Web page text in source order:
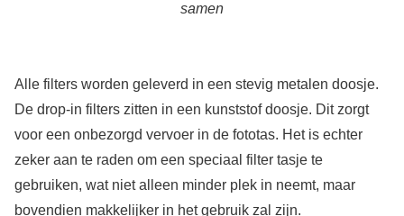
samen
Alle filters worden geleverd in een stevig metalen doosje.
De drop-in filters zitten in een kunststof doosje. Dit zorgt
voor een onbezorgd vervoer in de fototas. Het is echter
zeker aan te raden om een speciaal filter tasje te
gebruiken, wat niet alleen minder plek in neemt, maar
bovendien makkelijker in het gebruik zal zijn.